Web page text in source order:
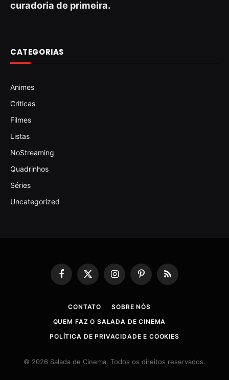
curadoria de primeira.
CATEGORIAS
Animes
Criticas
Filmes
Listas
NoStreaming
Quadrinhos
Séries
Uncategorized
Facebook
X
(Twitter)
InstagramPinterestRSS
CONTATO
SOBRE NÓS
QUEM FAZ O SALADA DE CINEMA
POLÍTICA DE PRIVACIDADE E COOKIES
© 2026 Salada de Cinema. Todos os direitos reservados.